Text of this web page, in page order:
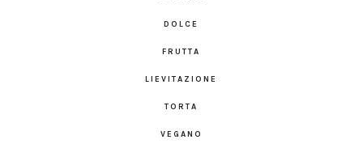
DOLCE
FRUTTA
LIEVITAZIONE
TORTA
VEGANO